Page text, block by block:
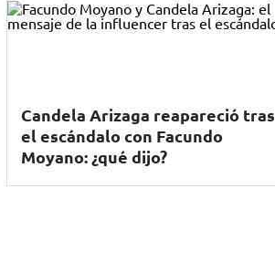
Candela Arizaga reapareció tras
el escándalo con Facundo
Moyano: ¿qué dijo?